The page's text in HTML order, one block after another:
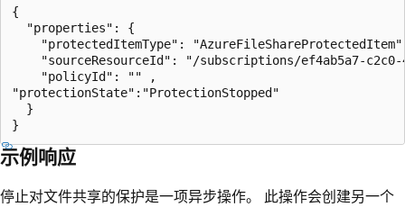
{
  "properties": {
"protectedItemType":
"sourceResourceId": "/subscriptions/ef4ab5a7-
    "policyId": "" ,
"protectionState":"ProtectionStopped"
  }
示例响应
停止对文件共享的保护是一项异步操作。 此操作会创建另一个